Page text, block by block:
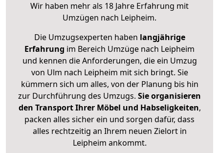
Wir haben mehr als 18 Jahre Erfahrung mit
Umzügen nach Leipheim.
Die Umzugsexperten haben langjährige
Erfahrung im Bereich Umzüge nach Leipheim
und kennen die Anforderungen, die ein Umzug
von Ulm nach Leipheim mit sich bringt. Sie
kümmern sich um alles, von der Planung bis hin
zur Durchführung des Umzugs. Sie organisieren
den Transport Ihrer Möbel und Habseligkeiten,
packen alles sicher ein und sorgen dafür, dass
alles rechtzeitig an Ihrem neuen Zielort in
Leipheim ankommt.